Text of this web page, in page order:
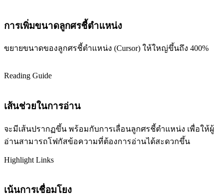
การเพิ่มขนาดลูกศรชี้ตำแหน่ง
ขยายขนาดของลูกศรชี้ตำแหน่ง (Cursor) ให้ใหญ่ขึ้นถึง 400%
Reading Guide
เส้นช่วยในการอ่าน
จะมีเส้นปรากฏขึ้น พร้อมกับการเลื่อนลูกศรชี้ตำแหน่ง เพื่อให้ผู้
อ่านสามารถโฟกัสข้อความที่ต้องการอ่านได้สะดวกขึ้น
Highlight Links
เน้นการเชื่อมโยง